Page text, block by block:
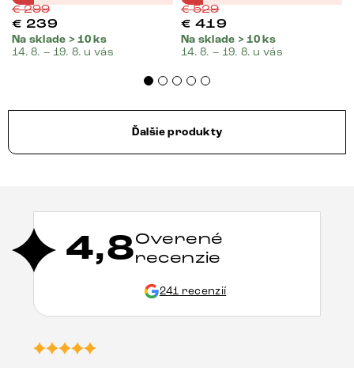
€299
€ 239
Na sklade > 10 ks
14. 8. – 19. 8. u vás
€529
€ 419
Na sklade > 10 ks
14. 8. – 19. 8. u vás
Ďalšie produkty
4,8Overené
recenzie
241 recenzií